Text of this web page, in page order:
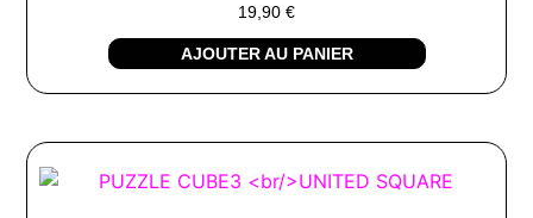
19,90 €
AJOUTER AU PANIER